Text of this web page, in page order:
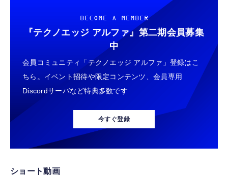
BECOME A MEMBER
『テクノエッジ アルファ』 第二期会員募集
中
会員コミュニティ「テクノエッジ アルファ」登録はこ
ちら。イベント招待や限定コンテンツ、会員専用
Discordサーバなど特典多数です
今すぐ登録
ショート動画